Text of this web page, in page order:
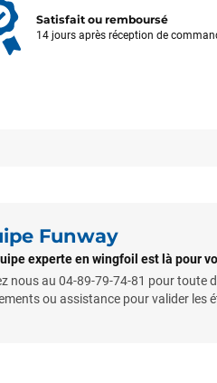
Satisfait ou remboursé
14 jours après réception de
Funway
experte en wingfoil est là pour
nous au 04-89-79-74-81 pour toute
ou assistance pour valider les